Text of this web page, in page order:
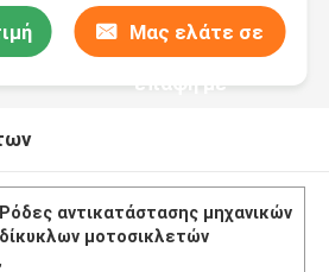
Μας ελάτε σε
επαφή με
Ρόδες αντικατάστασης μηχανικών
δίκυκλων μοτοσικλετών
,